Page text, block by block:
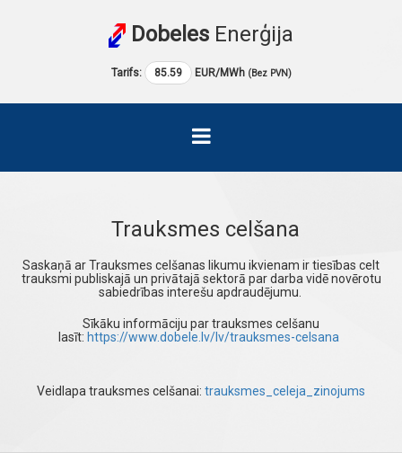
Dobeles Enerģija
Tarifs: 85.59 EUR/MWh (Bez PVN)
Trauksmes celšana
Saskaņā ar Trauksmes celšanas likumu ikvienam ir tiesības celt
trauksmi publiskajā un privātajā sektorā par darba vidē novērotu
sabiedrības interešu apdraudējumu.
Sīkāku informāciju par trauksmes celšanu
lasīt: https://www.dobele.lv/lv/trauksmes-celsana
Veidlapa trauksmes celšanai: trauksmes_celeja_zinojums